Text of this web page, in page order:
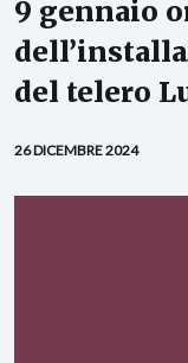
9 gennaio
del telero
26 DICEMBRE 2024